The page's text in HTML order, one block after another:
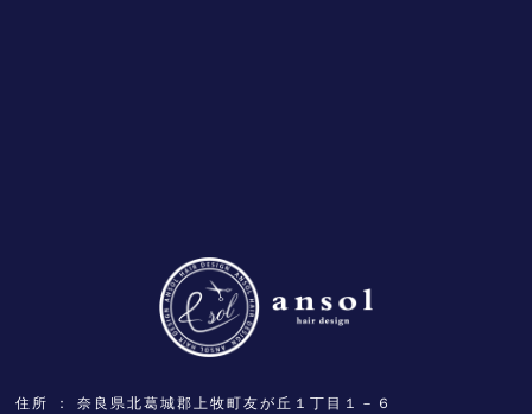
住所 奈良県北葛城郡上牧町友が丘１丁目１－６